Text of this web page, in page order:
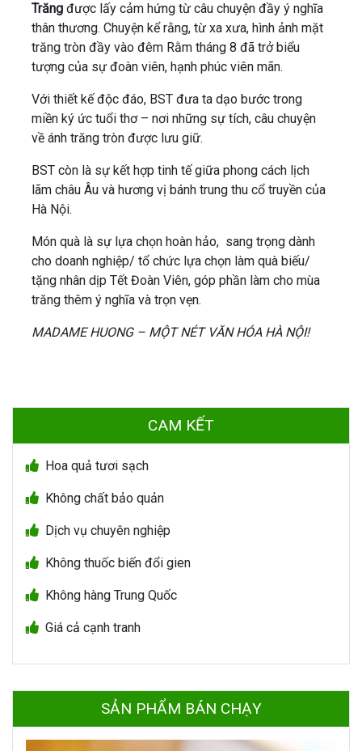
Trăng được lấy cảm hứng từ câu chuyện đầy ý nghĩa
thân thương. Chuyện kể rằng, từ xa xưa, hình ảnh mặt
trăng tròn đầy vào đêm Rằm tháng 8 đã trở biểu
tượng của sự đoàn viên, hạnh phúc viên mãn.
Với thiết kế độc đáo, BST đưa ta dạo bước trong
miền ký ức tuổi thơ – nơi những sự tích, câu chuyện
về ánh trăng tròn được lưu giữ.
BST còn là sự kết hợp tinh tế giữa phong cách lịch
lãm châu Âu và hương vị bánh trung thu cổ truyền của
Hà Nội.
Món quà là sự lựa chọn hoàn hảo, sang trọng dành
cho doanh nghiệp/ tổ chức lựa chọn làm quà biếu/
tặng nhân dịp Tết Đoàn Viên, góp phần làm cho mùa
trăng thêm ý nghĩa và trọn vẹn.
MADAME HUONG – MỘT NÉT VĂN HÓA HÀ NỘI!
CAM KẾT
Hoa quả tươi sạch
Không chất bảo quản
Dịch vụ chuyên nghiệp
Không thuốc biến đổi gien
Không hàng Trung Quốc
Giá cả cạnh tranh
SẢN PHẨM BÁN CHẠY